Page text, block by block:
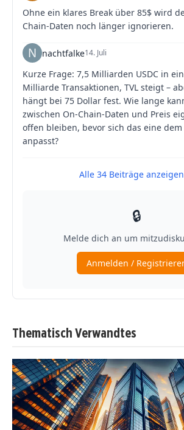
Thematisch Verwandtes